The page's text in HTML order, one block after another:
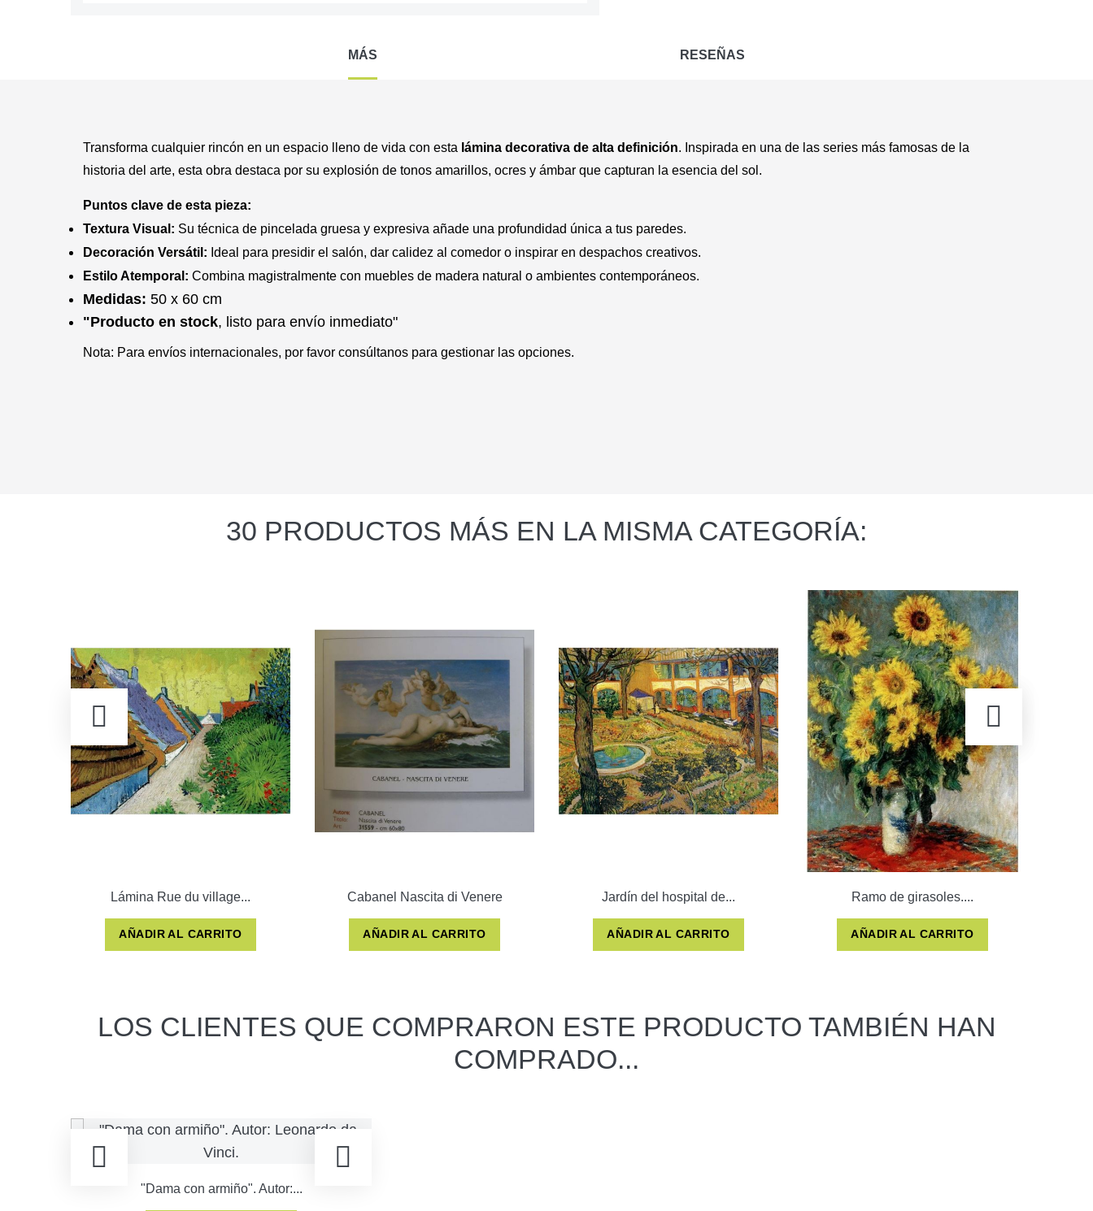
MÁS RESEÑAS
Transforma cualquier rincón en un espacio lleno de vida con esta lámina decorativa de alta definición. Inspirada en una de las series más famosas de la
historia del arte, esta obra destaca por su explosión de tonos amarillos, ocres y ámbar que capturan la esencia del sol.
Puntos clave de esta pieza:
Textura Visual: Su técnica de pincelada gruesa y expresiva añade una profundidad única a tus paredes.
Decoración Versátil: Ideal para presidir el salón, dar calidez al comedor o inspirar en despachos creativos.
Estilo Atemporal: Combina magistralmente con muebles de madera natural o ambientes contemporáneos.
Medidas: 50 x 60 cm
"Producto en stock, listo para envío inmediato"
Nota: Para envíos internacionales, por favor consúltanos para gestionar las opciones.
30 PRODUCTOS MÁS EN LA MISMA CATEGORÍA:
Lámina Rue du village...
AÑADIR AL CARRITO
Cabanel Nascita di Venere
AÑADIR AL CARRITO
Jardín del hospital de...
AÑADIR AL CARRITO
Ramo de girasoles....
AÑADIR AL CARRITO
LOS CLIENTES QUE COMPRARON ESTE PRODUCTO TAMBIÉN HAN
COMPRADO...
"Dama con armiño". Autor:...